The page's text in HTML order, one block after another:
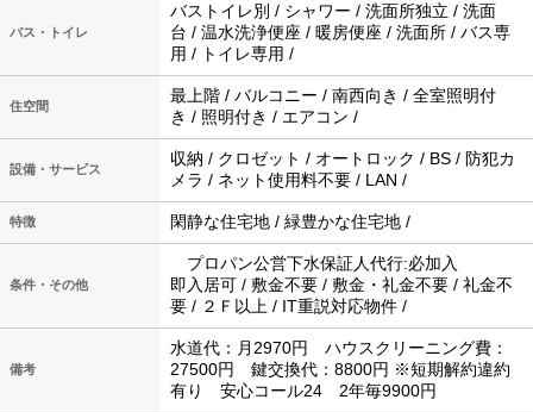
バス・トイレ
バストイレ別 / シャワー / 洗面所独立 / 洗面
台 / 温水洗浄便座 / 暖房便座 / 洗面所 / バス専
用 / トイレ専用 /
住空間
最上階 / バルコニー / 南西向き / 全室照明付
き / 照明付き / エアコン /
設備・サービス
収納 / クロゼット / オートロック / BS / 防犯カ
メラ / ネット使用料不要 / LAN /
特徴 閑静な住宅地 / 緑豊かな住宅地 /
条件・その他
プロパン公営下水保証人代行:必加入
即入居可 / 敷金不要 / 敷金・礼金不要 / 礼金不
要 / ２Ｆ以上 / IT重説対応物件 /
備考
水道代：月2970円 ハウスクリーニング費：
27500円 鍵交換代：8800円 ※短期解約違約
有り 安心コール24 2年毎9900円